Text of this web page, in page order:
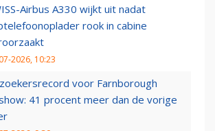
Airbus A330 wijkt uit nadat
rook in cabine
2026, 10:23
voor Farnborough
41 procent meer dan de vorige